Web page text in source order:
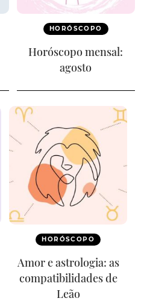
HORÓSCOPO
Horóscopo mensal:
agosto
HORÓSCOPO
Amor e astrologia: as
compatibilidades de
Leão